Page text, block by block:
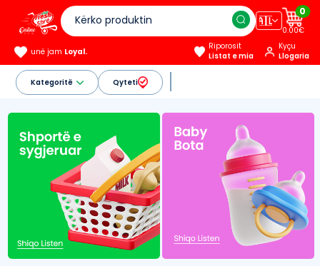
🇦🇱
0
0.00€
unë jam Loyal.
Riporosit
Listat e mia
Kyçu
Llogaria
Kategoritë Qyteti